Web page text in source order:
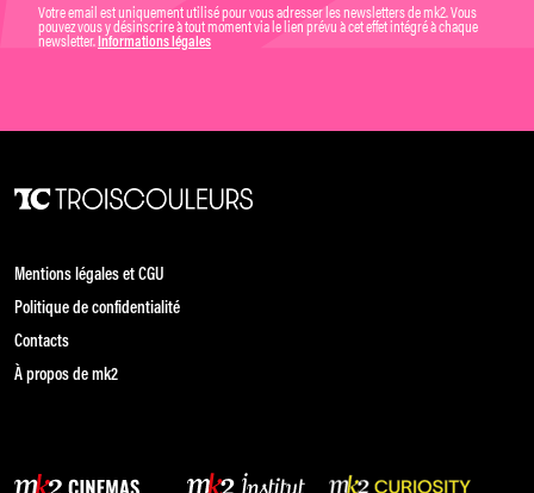
Votre email est uniquement utilisé pour vous adresser les newsletters de mk2. Vous
pouvez vous y désinscrire à tout moment via le lien prévu à cet effet intégré à chaque
newsletter.Informations légales
Mentions légales et CGU
Politique de confidentialité
Contacts
À propos de mk2